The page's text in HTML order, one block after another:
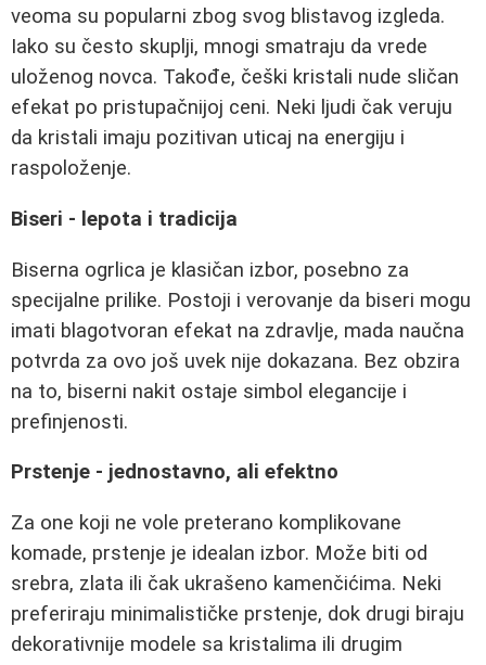
veoma su popularni zbog svog blistavog izgleda.
Iako su često skuplji, mnogi smatraju da vrede
uloženog novca. Takođe, češki kristali nude sličan
efekat po pristupačnijoj ceni. Neki ljudi čak veruju
da kristali imaju pozitivan uticaj na energiju i
raspoloženje.
Biseri - lepota i tradicija
Biserna ogrlica je klasičan izbor, posebno za
specijalne prilike. Postoji i verovanje da biseri mogu
imati blagotvoran efekat na zdravlje, mada naučna
potvrda za ovo još uvek nije dokazana. Bez obzira
na to, biserni nakit ostaje simbol elegancije i
prefinjenosti.
Prstenje - jednostavno, ali efektno
Za one koji ne vole preterano komplikovane
komade, prstenje je idealan izbor. Može biti od
srebra, zlata ili čak ukrašeno kamenčićima. Neki
preferiraju minimalističke prstenje, dok drugi biraju
dekorativnije modele sa kristalima ili drugim